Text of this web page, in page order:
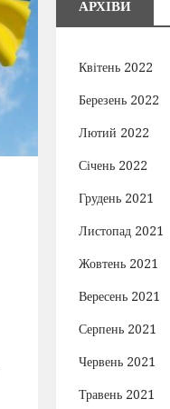
АРХІВИ
Квітень 2022
Березень 2022
Лютий 2022
Січень 2022
Грудень 2021
Листопад 2021
Жовтень 2021
Вересень 2021
Серпень 2021
Червень 2021
Травень 2021